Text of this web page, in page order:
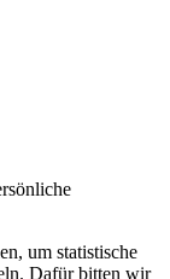
um statistische
Dafür bitten wir